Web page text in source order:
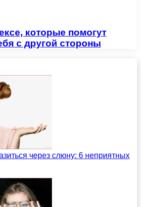
которые помогут
с другой стороны
через слюну: 6 неприятных